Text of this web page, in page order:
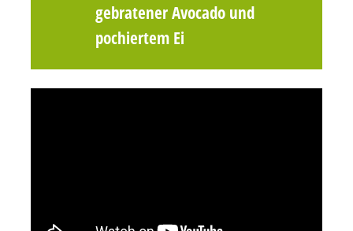
gebratener Avocado und
pochiertem Ei